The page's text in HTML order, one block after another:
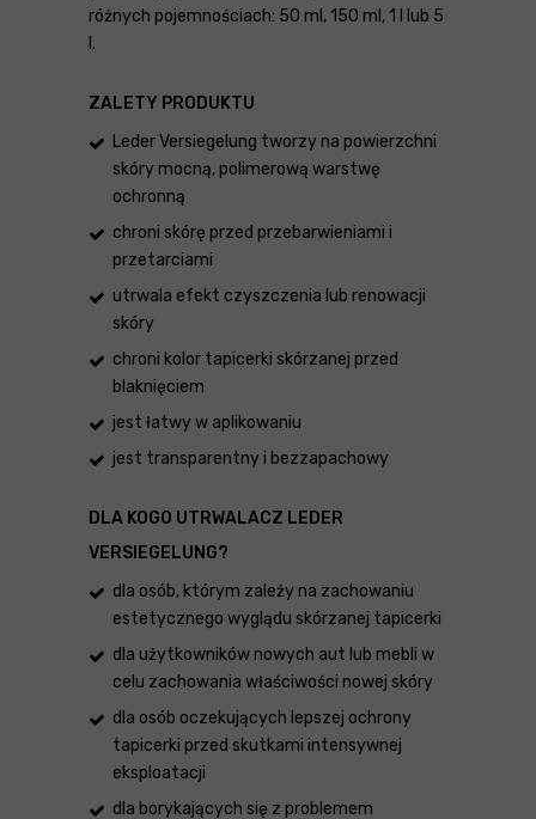
różnych pojemnościach: 50 ml, 150 ml, 1 l lub 5
l.
ZALETY PRODUKTU
Leder Versiegelung tworzy na powierzchni
skóry mocną, polimerową warstwę
ochronną
chroni skórę przed przebarwieniami i
przetarciami
utrwala efekt czyszczenia lub renowacji
skóry
chroni kolor tapicerki skórzanej przed
blaknięciem
jest łatwy w aplikowaniu
jest transparentny i bezzapachowy
DLA KOGO UTRWALACZ LEDER
VERSIEGELUNG?
dla osób, którym zależy na zachowaniu
estetycznego wyglądu skórzanej tapicerki
dla użytkowników nowych aut lub mebli w
celu zachowania właściwości nowej skóry
dla osób oczekujących lepszej ochrony
tapicerki przed skutkami intensywnej
eksploatacji
dla borykających się z problemem